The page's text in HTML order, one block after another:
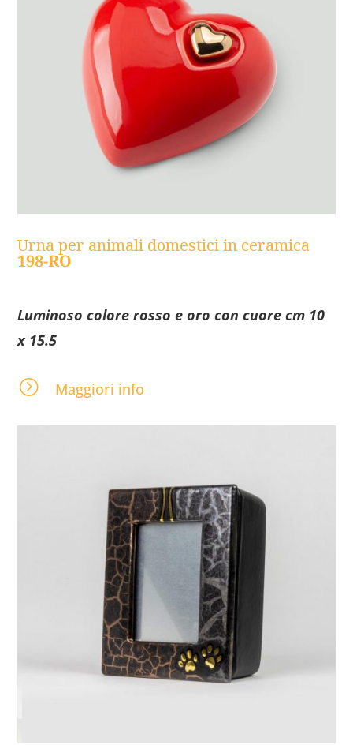
Urna per animali domestici in ceramica
198-RO
Luminoso colore rosso e oro con cuore cm 10
x 15.5
= Maggiori info